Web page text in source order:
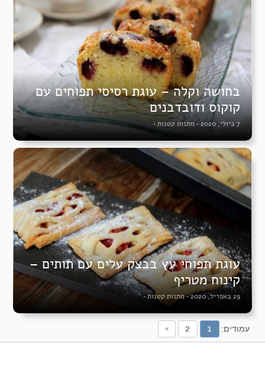
בחושה וקלה – עוגת רסיסי תפוחים עם
קוקוס ודובדבנים
7 ביולי, 2020 • מתנות קטנות •
עוגת תפוחי עץ בבצק עלים עם תותים –
קינוח מטריף
29 באפריל, 2020 •מתנות קטנות•
עמודים: 1
2
»